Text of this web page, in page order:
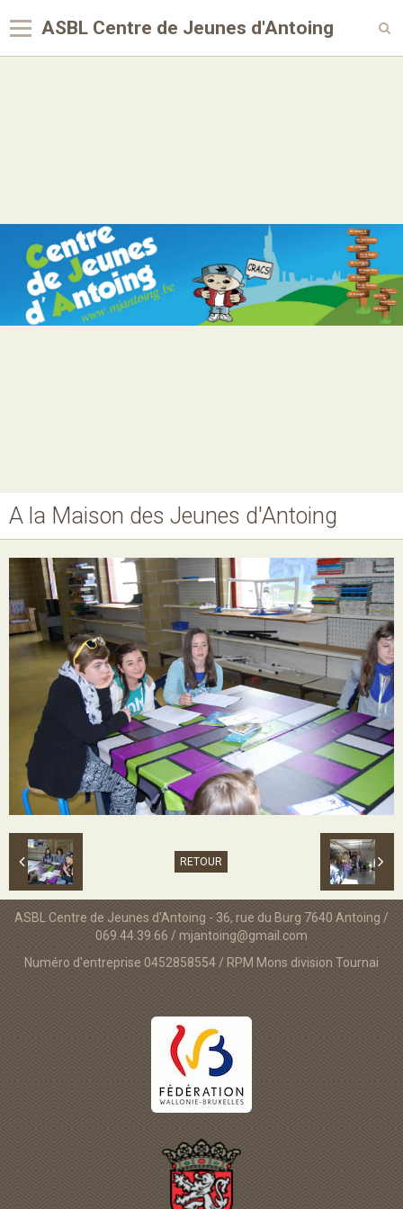
ASBL Centre de Jeunes d'Antoing
Nos MJ, accueils
Projets
Agenda
Boutique
Horaires
Contact
Newsletter
Téléchargement
A la Maison des Jeunes d'Antoing
RETOUR
ASBL Centre de Jeunes d'Antoing - 36, rue du Burg 7640 Antoing /
069.44.39.66 / mjantoing@gmail.com
Numéro d'entreprise 0452858554 / RPM Mons division Tournai